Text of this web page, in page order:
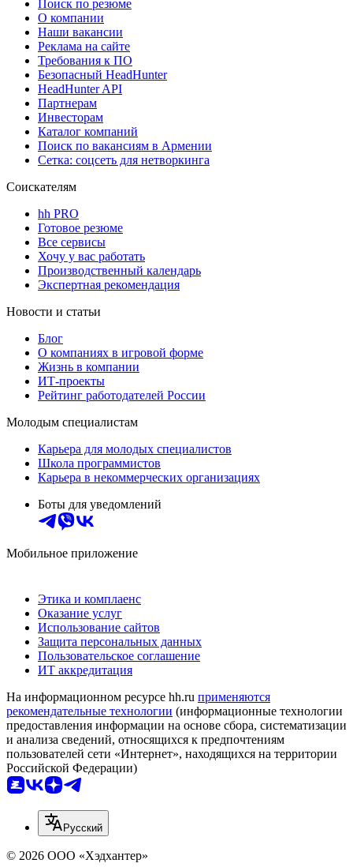
Поиск по резюме
О компании
Наши вакансии
Реклама на сайте
Требования к ПО
Безопасный HeadHunter
HeadHunter API
Партнерам
Инвесторам
Каталог компаний
Поиск по вакансиям в Армении
Сетка: соцсеть для нетворкинга
Соискателям
hh PRO
Готовое резюме
Все сервисы
Хочу у вас работать
Производственный календарь
Экспертная рекомендация
Новости и статьи
Блог
О компаниях в игровой форме
Жизнь в компании
ИТ-проекты
Рейтинг работодателей России
Молодым специалистам
Карьера для молодых специалистов
Школа программистов
Карьера в некоммерческих организациях
Боты для уведомлений
Мобильное приложение
Этика и комплаенс
Оказание услуг
Использование сайтов
Защита персональных данных
Пользовательское соглашение
ИТ аккредитация
На информационном ресурсе hh.ru применяются
рекомендательные технологии (информационные технологии
предоставления информации на основе сбора, систематизации
и анализа сведений, относящихся к предпочтениям
пользователей сети «Интернет», находящихся на территории
Российской Федерации)
Русский
© 2026 ООО «Хэдхантер»